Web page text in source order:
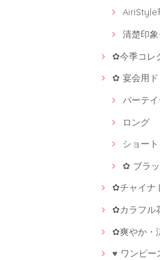
AiriStyle
清楚印
✿今季コレ
✿ 宴会用ド
パーテ
ロング
ショート
✿ ブラ
✿チャイナ
✿カラフル
✿爽やか・
♥ ワンピー